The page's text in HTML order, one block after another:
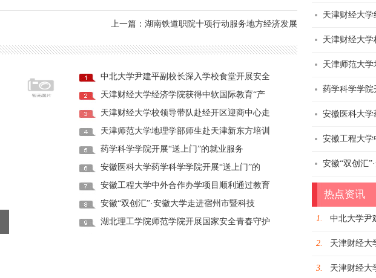
上一篇：湖南铁道职院十项行动服务地方经济发展
天津财经大学校领导带队赴经
中北大学尹建平副校长深入学校食堂开展安全
天津财经大学经济学院获得中软国际教育“产
天津财经大学校领导带队赴经开区迎商中心走
天津师范大学地理学部师生赴天津新东方培训
药学科学学院开展“送上门”的就业服务
安徽医科大学药学科学学院开展“送上门”的
安徽工程大学中外合作办学项目顺利通过教育
安徽“双创汇”·安徽大学走进宿州市暨科技
湖北理工学院师范学院开展国家安全青春守护
天津财经大
天津财经大
天津师范大学
药学科学学院
安徽医科大学
安徽工程大学
安徽“双创汇
热点资讯
1. 中北大学尹
2. 天津财经大
3. 天津财经大